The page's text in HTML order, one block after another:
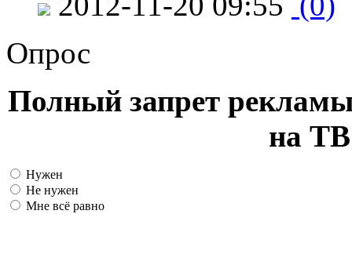
Опрос
Полный запрет
на ТВ
Нужен
Не нужен
Мне всё равно